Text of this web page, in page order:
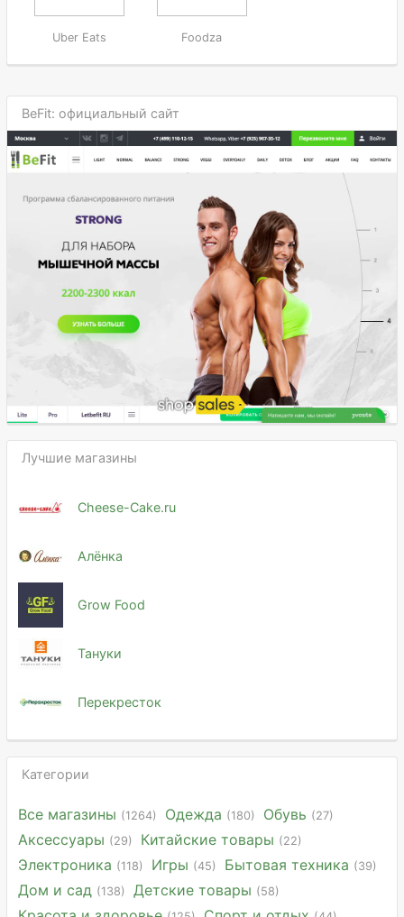
Uber Eats Foodza
BeFit: официальный сайт
Лучшие магазины
Cheese-Cake.ru
Алёнка
Grow Food
Тануки
Перекресток
Категории
Все магазины (1264) Одежда (180) Обувь (27)
Аксессуары (29) Китайские товары (22)
Электроника (118) Игры (45) Бытовая техника (39)
Дом и сад (138) Детские товары (58)